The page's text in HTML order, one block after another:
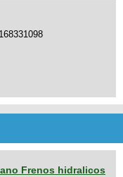
Frenos hidralicos